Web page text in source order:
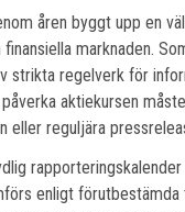
åren byggt upp en
marknaden.
strikta regelverk för
aktiekursen
eller reguljära
enligt